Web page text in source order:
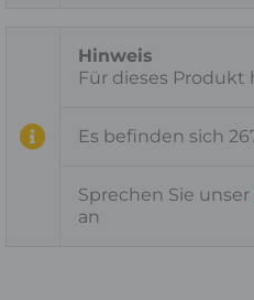
Für dieses Produkt
Es befinden sich
Sprechen Sie unser
an